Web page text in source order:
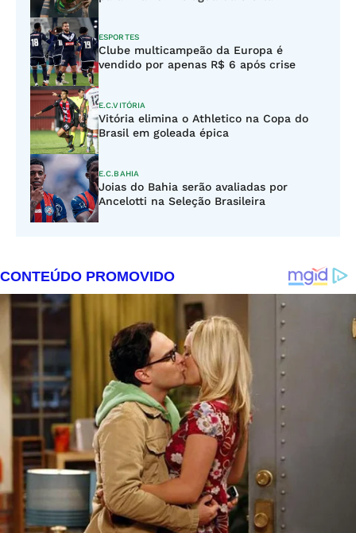
ESPORTES
Clube multicampeão da Europa é
vendido por apenas R$ 6 após crise
E.C.VITÓRIA
Vitória elimina o Athletico na Copa do
Brasil em goleada épica
E.C.BAHIA
Joias do Bahia serão avaliadas por
Ancelotti na Seleção Brasileira